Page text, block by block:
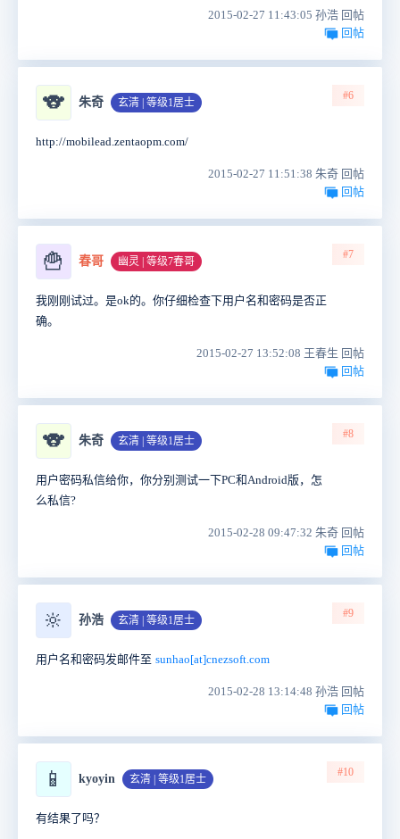
2015-02-27 11:43:05 孙浩 回帖
回帖
🐨 朱奇 玄清 | 等级1居士
#6
http://mobilead.zentaopm.com/
2015-02-27 11:51:38 朱奇 回帖
回帖
🍟 春哥 幽灵 | 等级7春哥
#7
我刚刚试过。是ok的。你仔细检查下用户名和密码是否正
确。
2015-02-27 13:52:08 王春生 回帖
回帖
🐨 朱奇 玄清 | 等级1居士
#8
用户密码私信给你，你分别测试一下PC和Android版，怎
么私信?
2015-02-28 09:47:32 朱奇 回帖
回帖
🔆 孙浩 玄清 | 等级1居士
#9
用户名和密码发邮件至 sunhao[at]cnezsoft.com
2015-02-28 13:14:48 孙浩 回帖
回帖
📱 kyoyin 玄清 | 等级1居士
#10
有结果了吗？